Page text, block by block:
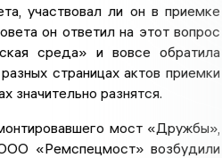
участвовал ли он в приемке
он ответил на этот вопрос
среда» и вовсе обратила
страницах актов приемки
значительно разнятся.
мост «Дружбы»,
«Ремспецмост» возбудили